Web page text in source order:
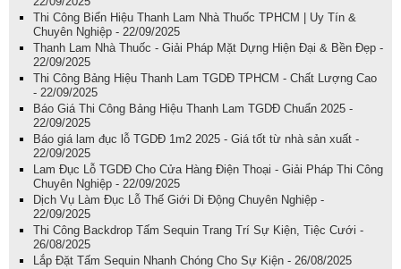
Thi Công Biển Hiệu Thanh Lam Nhà Thuốc TPHCM | Uy Tín &
Chuyên Nghiệp - 22/09/2025
Thanh Lam Nhà Thuốc - Giải Pháp Mặt Dựng Hiện Đại & Bền Đẹp -
22/09/2025
Thi Công Bảng Hiệu Thanh Lam TGDĐ TPHCM - Chất Lượng Cao
- 22/09/2025
Báo Giá Thi Công Bảng Hiệu Thanh Lam TGDĐ Chuẩn 2025 -
22/09/2025
Báo giá lam đục lỗ TGDĐ 1m2 2025 - Giá tốt từ nhà sản xuất -
22/09/2025
Lam Đục Lỗ TGDĐ Cho Cửa Hàng Điện Thoại - Giải Pháp Thi Công
Chuyên Nghiệp - 22/09/2025
Dịch Vụ Làm Đục Lỗ Thế Giới Di Động Chuyên Nghiệp -
22/09/2025
Thi Công Backdrop Tấm Sequin Trang Trí Sự Kiện, Tiệc Cưới -
26/08/2025
Lắp Đặt Tấm Sequin Nhanh Chóng Cho Sự Kiện - 26/08/2025